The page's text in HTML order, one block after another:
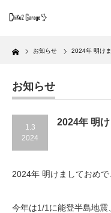
Home お知らせ 2024年 明け
お知らせ
1.3
2024
2024年 明
2024年 明けましておめで
今年は1/1に能登半島地